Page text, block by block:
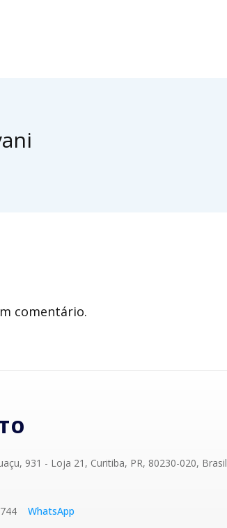
comentário.
931 - Loja 21, Curitiba, PR, 80230-020, Brasil
WhatsApp